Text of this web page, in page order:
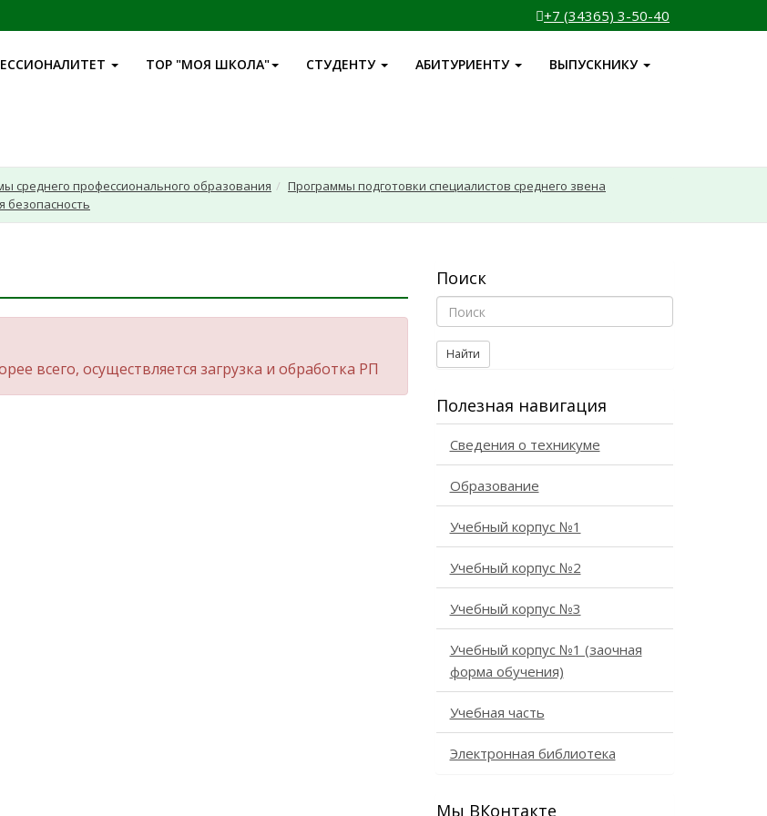
+7 (34365) 3-50-40
ТОР "МОЯ ШКОЛА" СТУДЕНТУ АБИТУРИЕНТУ ВЫПУСКНИКУ
среднего профессионального образования
Программы подготовки специалистов среднего звена
безопасность
всего, осуществляется загрузка и обработка РП
Поиск
Найти
Полезная навигация
Сведения о техникуме
Образование
Учебный корпус №1
Учебный корпус №2
Учебный корпус №3
Учебный корпус №1 (заочная
форма обучения)
Учебная часть
Электронная библиотека
Мы ВКонтакте